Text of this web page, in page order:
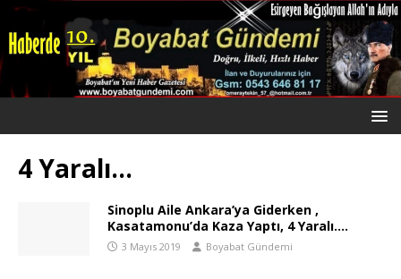
4 Yaralı…
Sinoplu Aile Ankara’ya Giderken ,
Kasatamonu’da Kaza Yaptı, 4 Yaralı….
3 Mayıs 2019 Boyabat Gündemi